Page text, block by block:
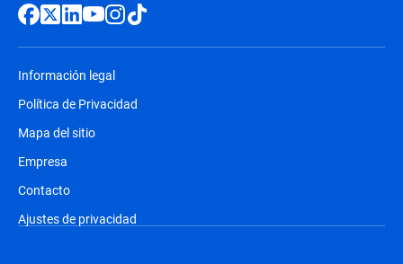
Información legal
Política de Privacidad
Mapa del sitio
Empresa
Contacto
Ajustes de privacidad